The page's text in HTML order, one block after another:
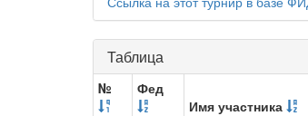
Таблица
№
Фед
Имя участника